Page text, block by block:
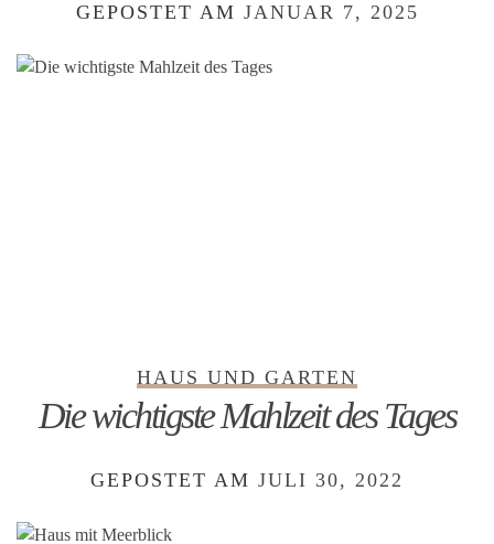
GEPOSTET AM JANUAR 7, 2025
HAUS UND GARTEN
Die wichtigste Mahlzeit des Tages
GEPOSTET AM JULI 30, 2022